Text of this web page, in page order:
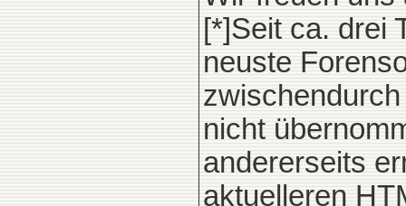
[*]Seit ca. drei
neuste
nicht
andererseits
aktuelleren